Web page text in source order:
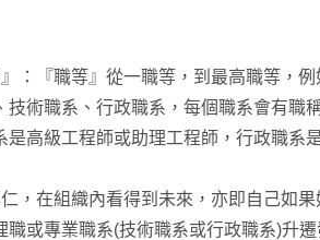
：『職等』從一職等，到最高職等，例
術職系、行政職系，每個職系會有職
高級工程師或助理工程師，行政職系
，在組織內看得到未來，亦即自己如果
或專業職系(技術職系或行政職系)升